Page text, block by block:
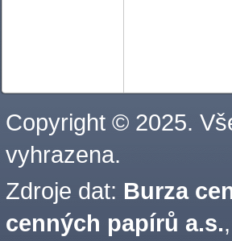
Copyright © 2025.
vyhrazena.
Zdroje dat: Burza
cenných papírů a.s.,